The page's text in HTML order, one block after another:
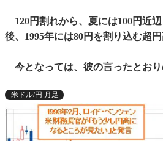
120円割れから、夏には100円近
後、1995年には80円を割り込む超
今となっては、彼の言ったとおり
米ドル/円 月足